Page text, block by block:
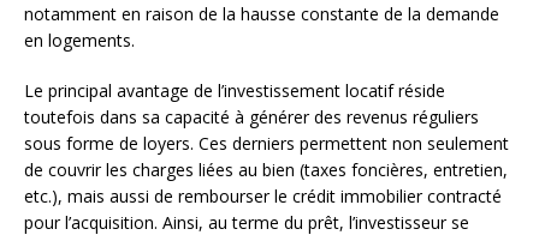
notamment en raison de la hausse constante de la demande
en logements.
Le principal avantage de l’investissement locatif réside
toutefois dans sa capacité à générer des revenus réguliers
sous forme de loyers. Ces derniers permettent non seulement
de couvrir les charges liées au bien (taxes foncières, entretien,
etc.), mais aussi de rembourser le crédit immobilier contracté
pour l’acquisition. Ainsi, au terme du prêt, l’investisseur se